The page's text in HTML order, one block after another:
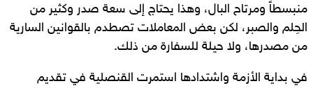
منبسطاً ومرتاح البال، وهذا يحتاج إلى سعة صدر وكثير من
الحِلم والصبر، لكن بعض المعاملات تصطدم بالقوانين السارية
من مصدرها، ولا حيلة للسفارة من ذلك.
في بداية الأزمة واشتدادها استمرت القنصلية في تقديم